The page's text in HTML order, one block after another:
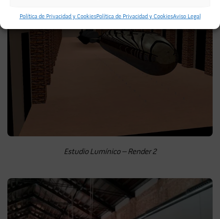
Política de Privacidad y CookiesPolítica de Privacidad y CookiesAviso Legal
Estudio Lumínico – Render 2